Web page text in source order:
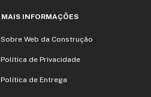
MAIS INFORMAÇÕES
Sobre Web da Construção
Política de Privacidade
Política de Entrega